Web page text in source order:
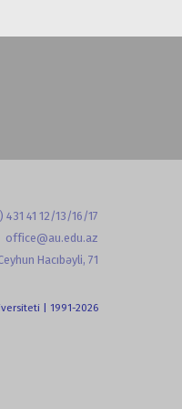
431 41 12/13/16/17
office@au.edu.az
Hacıbəyli, 71
| 1991-2026